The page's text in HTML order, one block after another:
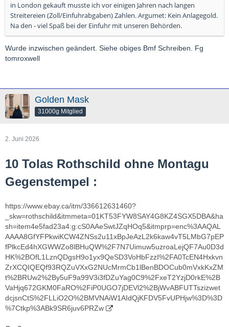
in London gekauft musste ich vor einigen Jahren nach langen
Streitereien (Zoll/Einfuhrabgaben) Zahlen. Argumet: Kein Anlagegold.
Na den - viel Spaß bei der Einfuhr mit unseren Behörden.
Wurde inzwischen geändert. Siehe obiges Bmf Schreiben. Fg
tomroxwell
Golden Mask
31000g Mitglied
2. Juni 2026
10 Tolas Rothschild ohne Montagu
Gegenstempel :
https://www.ebay.ca/itm/336612631460?
_skw=rothschild&itmmeta=01KT53FYW8SAY4G8KZ4SGX5DBA&ha
sh=item4e5fad23a4:g:cS0AAeSwtJZqHOq5&itmprp=enc%3AAQAL
AAAA8GfYFPkwiKCW4ZNSs2u11xBpJeAzL2k6kaw4vT5LMbG7pEP
fPlkcEd4hXGWWZo8lBHuQW%2F7N7Uimuw5uzroaLejQF7Au0D3d
HK%2BOfL1LznQDgsH9o1yx9QeSD3VoHbFzzI%2FA0TcEN4Hxkvn
ZrXCQIQEQf93RQZuVXxG2NUcMrmCb1lBenBDOCub0mVxkKxZM
t%2BRUw2%2By5uF9a99V3i3fDZuYag0C9%2FxeT2YzjD0rkE%2B
VaHjq672GKM0FaRO%2FiP0UGO7jDEVl2%2BjWvABFUTTszizwet
dcjsnCtS%2FLLiO2O%2BMVNAiW1AIdQjKFDV5FvUPHjw%3D%3D
%7Ctkp%3ABk9SR6juv6PRZw